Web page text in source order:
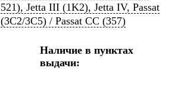
521), Jetta III (1K2), Jetta IV, Passat
(3C2/3C5) / Passat CC (357)
Наличие в пунктах
выдачи: